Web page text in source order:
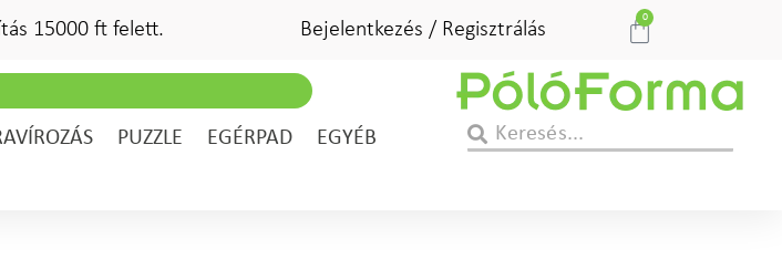
15000 ft felett. Bejelentkezés / Regisztrálás
0
PUZZLE EGÉRPAD
EGYÉB